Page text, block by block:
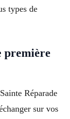
types de
première
Réparade
sur vos